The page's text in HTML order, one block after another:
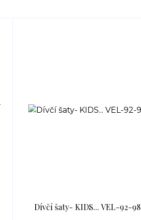
Dívčí šaty- KIDS... VEL-92-98